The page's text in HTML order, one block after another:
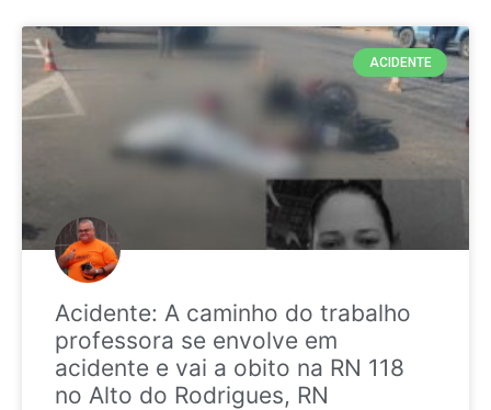
ACIDENTE
Acidente: A caminho do trabalho
professora se envolve em
acidente e vai a obito na RN 118
no Alto do Rodrigues, RN